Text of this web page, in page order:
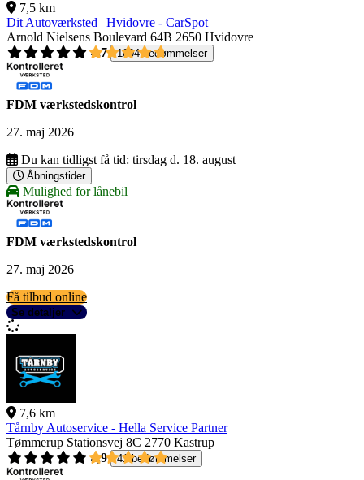
7,5 km
Dit Autoværksted | Hvidovre - CarSpot
Arnold Nielsens Boulevard 64B 2650 Hvidovre
4,7
1004 bedømmelser
FDM værkstedskontrol
27. maj 2026
Du kan tidligst få tid: tirsdag d. 18. august
Åbningstider
Mulighed for lånebil
FDM værkstedskontrol
27. maj 2026
Få tilbud online
Se detaljer
7,6 km
Tårnby Autoservice - Hella Service Partner
Tømmerup Stationsvej 8C 2770 Kastrup
4,9
41 bedømmelser